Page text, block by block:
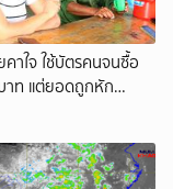
าใจ ใช้บัตรคนจนซื้อ
าท แต่ยอดถูกหัก
านแจงปมเดือด